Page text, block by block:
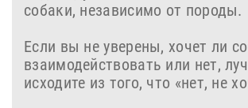
собаки, независимо от породы.
Если вы не уверены, хочет ли
взаимодействовать или нет,
исходите из того, что «нет, не